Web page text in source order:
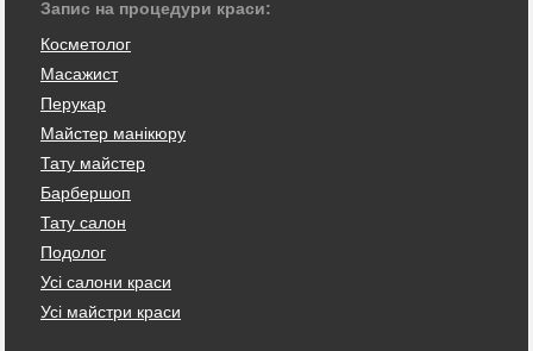
Запис на процедури краси:
Косметолог
Масажист
Перукар
Майстер манікюру
Тату майстер
Барбершоп
Тату салон
Подолог
Усі салони краси
Усі майстри краси